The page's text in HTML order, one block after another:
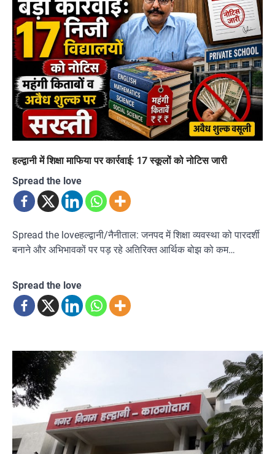
हल्द्वानी में शिक्षा माफिया पर कार्रवाई: 17 स्कूलों को नोटिस जारी
Spread the love
Spread the loveहल्द्वानी/नैनीताल: जनपद में शिक्षा व्यवस्था को पारदर्शी
बनाने और अभिभावकों पर पड़ रहे अतिरिक्त आर्थिक बोझ को कम…
Spread the love